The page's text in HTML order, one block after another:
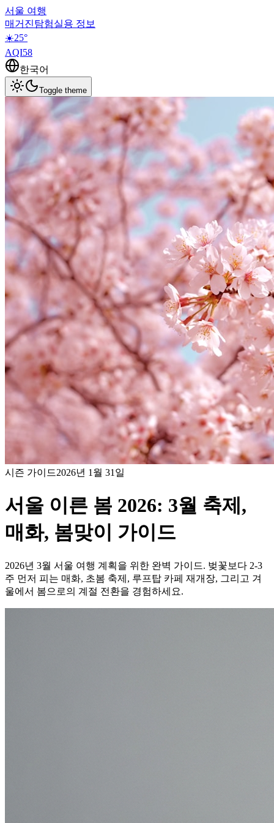
서울 여행
매거진탐험실용 정보
☀️25°
AQI58
한국어
Toggle theme
시즌 가이드2026년 1월 31일
서울 이른 봄 2026: 3월 축제,
매화, 봄맞이 가이드
2026년 3월 서울 여행 계획을 위한 완벽 가이드. 벚꽃보다 2-3
주 먼저 피는 매화, 초봄 축제, 루프탑 카페 재개장, 그리고 겨
울에서 봄으로의 계절 전환을 경험하세요.